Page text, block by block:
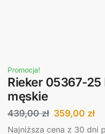
Promocja!
Rieker 05367-25
męskie
439,00zł 359,00 zł
Najniższa cena z 30 dni